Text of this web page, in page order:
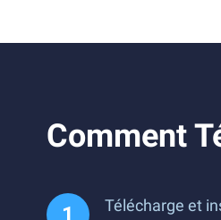
Comment
Télécharge et